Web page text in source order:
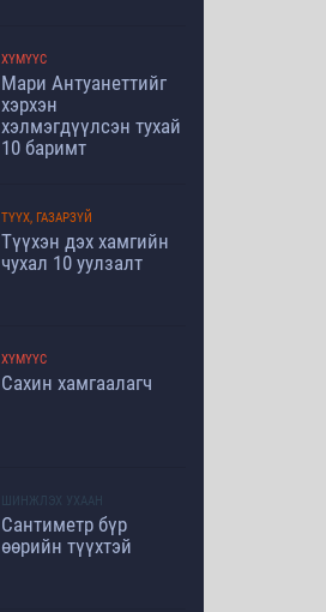
ХҮМҮҮС
Мари Антуанеттийг
хэрхэн
хэлмэгдүүлсэн тухай
10 баримт
ТҮҮХ, ГАЗАРЗҮЙ
Түүхэн дэх хамгийн
чухал 10 уулзалт
ХҮМҮҮС
Сахин хамгаалагч
ШИНЖЛЭХ УХААН
Сантиметр бүр
өөрийн түүхтэй